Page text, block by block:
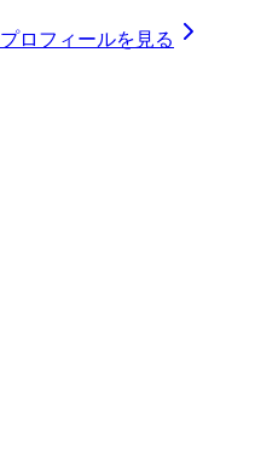
プロフィールを見る